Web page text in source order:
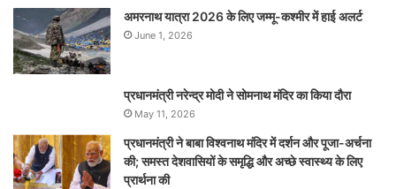
अमरनाथ यात्रा 2026 के लिए जम्मू-कश्मीर में हाई अलर्ट
June 1, 2026
प्रधानमंत्री नरेन्‍द्र मोदी ने सोमनाथ मंदिर का किया दौरा
May 11, 2026
प्रधानमंत्री ने बाबा विश्वनाथ मंदिर में दर्शन और पूजा-अर्चना
की; समस्‍त देशवासियों के समृद्धि और अच्छे स्वास्थ्य के लिए
प्रार्थना की